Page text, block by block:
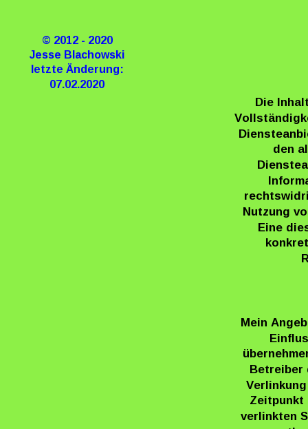
Die
den
Nutzung
Eine
Mein
Betreiber
Zeitpunkt
verlinkten
© 2012 - 2020
Jesse Blachowski
letzte Änderung:
07.02.2020